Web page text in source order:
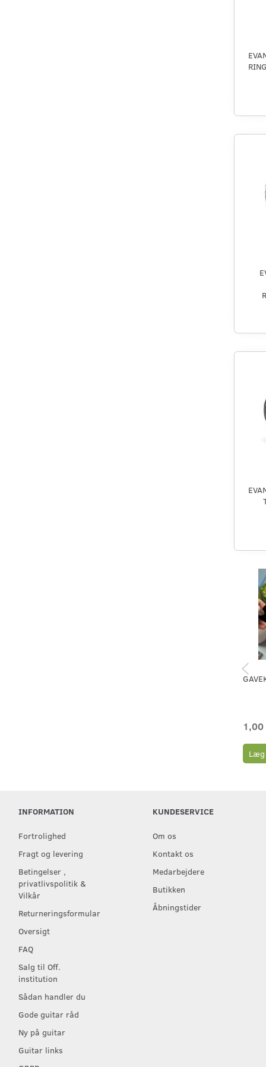
1,00
INFORMATION
Fortrolighed
Fragt og levering
Betingelser ,
privatlivspolitik &
Vilkår
Returneringsformular
Oversigt
FAQ
Salg til Off.
institution
Sådan handler du
Gode guitar råd
Ny på guitar
Guitar links
KUNDESERVICE
Om os
Kontakt os
Medarbejdere
Butikken
Åbningstider